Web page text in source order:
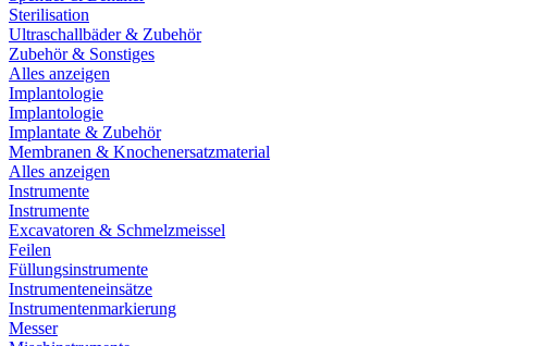
Sterilisation
Ultraschallbäder & Zubehör
Zubehör & Sonstiges
Alles anzeigen
Implantologie
Implantologie
Implantate & Zubehör
Membranen & Knochenersatzmaterial
Alles anzeigen
Instrumente
Instrumente
Excavatoren & Schmelzmeissel
Feilen
Füllungsinstrumente
Instrumenteneinsätze
Instrumentenmarkierung
Messer